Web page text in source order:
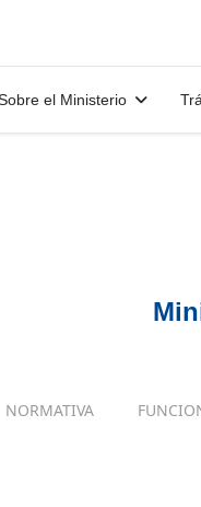
el Ministerio
NORMATIVA